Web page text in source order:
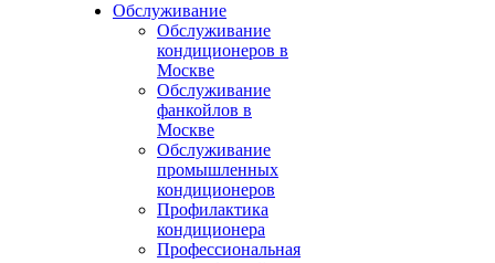
Обслуживание
Обслуживание
кондиционеров в
Москве
Обслуживание
фанкойлов в
Москве
Обслуживание
промышленных
кондиционеров
Профилактика
кондиционера
Профессиональная